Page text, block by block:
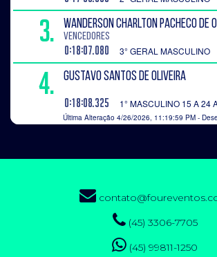
(45) 3306-7705
(45) 99811-1250